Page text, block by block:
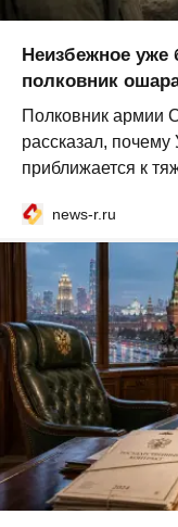
Неизбежное уже
полковник
Полковник армии
рассказал,
приближается к
news-r.ru